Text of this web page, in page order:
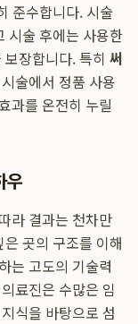
준수합니다. 시술
시술 후에는 사용한
장합니다. 특히 써
술에서 정품 사용
과를 온전히 누릴
우
라 결과는 천차만
곳의 구조를 이해
는 고도의 기술력
의료진은 수많은 임
식을 바탕으로 섬